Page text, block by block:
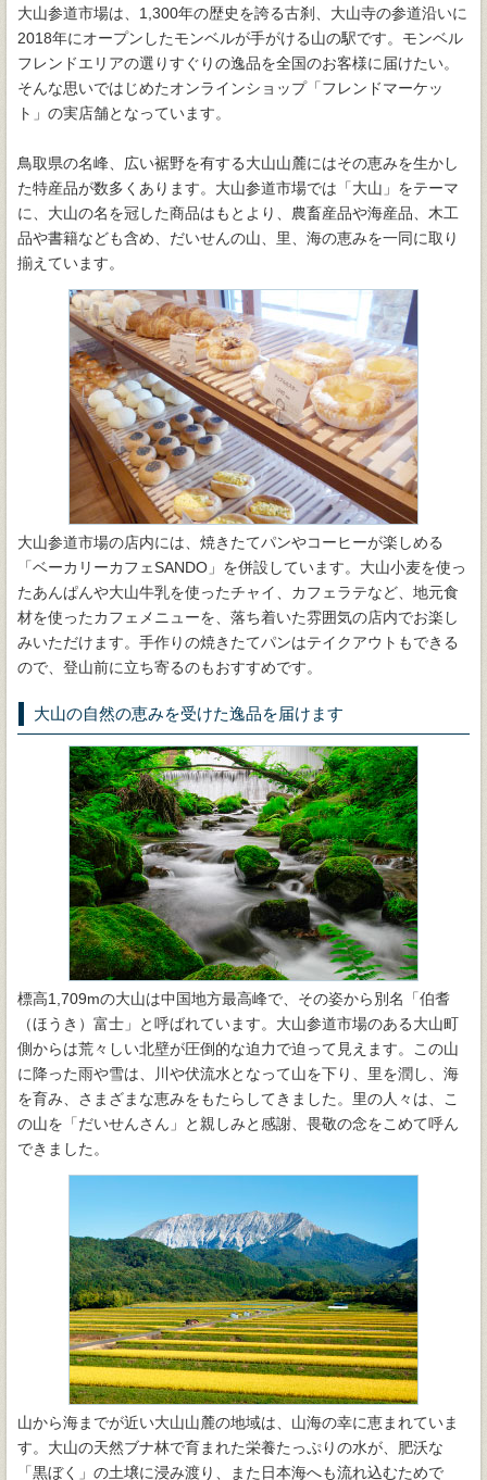
大山参道市場は、1,300年の歴史を誇る古刹、大山寺の参道沿いに
2018年にオープンしたモンベルが手がける山の駅です。モンベル
フレンドエリアの選りすぐりの逸品を全国のお客様に届けたい。
そんな思いではじめたオンラインショップ「フレンドマーケッ
ト」の実店舗となっています。
鳥取県の名峰、広い裾野を有する大山山麓にはその恵みを生かし
た特産品が数多くあります。大山参道市場では「大山」をテーマ
に、大山の名を冠した商品はもとより、農畜産品や海産品、木工
品や書籍なども含め、だいせんの山、里、海の恵みを一同に取り
揃えています。
大山参道市場の店内には、焼きたてパンやコーヒーが楽しめる
「ベーカリーカフェSANDO」を併設しています。大山小麦を使っ
たあんぱんや大山牛乳を使ったチャイ、カフェラテなど、地元食
材を使ったカフェメニューを、落ち着いた雰囲気の店内でお楽し
みいただけます。手作りの焼きたてパンはテイクアウトもできる
ので、登山前に立ち寄るのもおすすめです。
大山の自然の恵みを受けた逸品を届けます
標高1,709mの大山は中国地方最高峰で、その姿から別名「伯耆
（ほうき）富士」と呼ばれています。大山参道市場のある大山町
側からは荒々しい北壁が圧倒的な迫力で迫って見えます。この山
に降った雨や雪は、川や伏流水となって山を下り、里を潤し、海
を育み、さまざまな恵みをもたらしてきました。里の人々は、こ
の山を「だいせんさん」と親しみと感謝、畏敬の念をこめて呼ん
できました。
山から海までが近い大山山麓の地域は、山海の幸に恵まれていま
す。大山の天然ブナ林で育まれた栄養たっぷりの水が、肥沃な
「黒ぼく」の土壌に浸み渡り、また日本海へも流れ込むためで